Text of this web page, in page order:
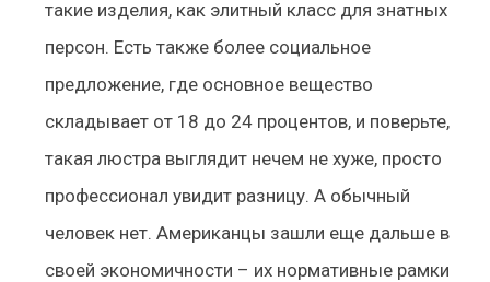
такие изделия, как элитный класс для знатных
персон. Есть также более социальное
предложение, где основное вещество
складывает от 18 до 24 процентов, и поверьте,
такая люстра выглядит нечем не хуже, просто
профессионал увидит разницу. А обычный
человек нет. Американцы зашли еще дальше в
своей экономичности – их нормативные рамки